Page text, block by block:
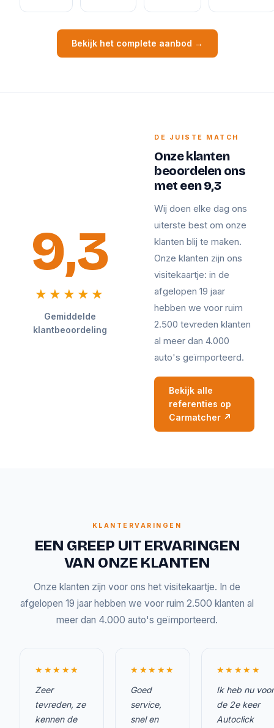
Bekijk het complete aanbod →
9,3
★★★★★
Gemiddelde
klantbeoordeling
DE JUISTE MATCH
Onze klanten
beoordelen ons
met een 9,3
Wij doen elke dag ons
uiterste best om onze
klanten blij te maken.
Onze klanten zijn ons
visitekaartje: in de
afgelopen 19 jaar
hebben we voor ruim
2.500 tevreden klanten
al meer dan 4.000
auto's geïmporteerd.
Bekijk alle
referenties op
Carmatcher ↗
KLANTERVARINGEN
EEN GREEP UIT ERVARINGEN
VAN ONZE KLANTEN
Onze klanten zijn voor ons het visitekaartje. In de
afgelopen 19 jaar hebben we voor ruim 2.500 klanten al
meer dan 4.000 auto's geïmporteerd.
★★★★★
Zeer
tevreden, ze
kennen de
★★★★★
Goed
service,
snel en
★★★★★
Ik heb nu voor
de 2e keer
Autoclick